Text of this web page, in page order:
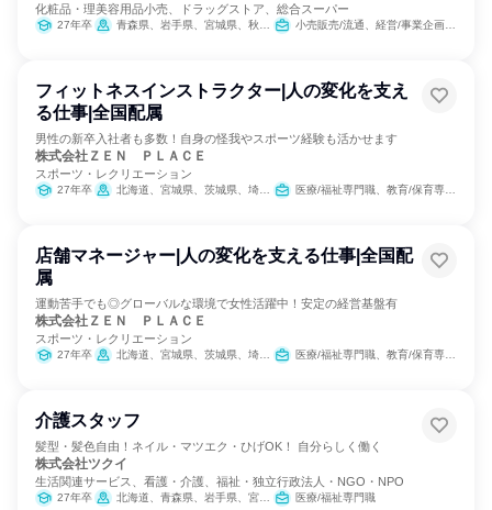
化粧品・理美容用品小売、ドラッグストア、総合スーパー
27年卒 青森県、岩手県、宮城県、秋田県、山形県、福島県、茨城県、栃木県 小売販売/流通、経営/事業企画、医薬品専門職
フィットネスインストラクター|人の変化を支え
る仕事|全国配属
男性の新卒入社者も多数！自身の怪我やスポーツ経験も活かせます
株式会社ＺＥＮ ＰＬＡＣＥ
スポーツ・レクリエーション
27年卒 北海道、宮城県、茨城県、埼玉県、千葉県、東京都、神奈川県、新潟県、岐阜県、静岡県、愛知県、京都府、大阪府、兵庫県、広島県、福岡県 医療/福祉専門職、教育/保育専門職
店舗マネージャー|人の変化を支える仕事|全国配
属
運動苦手でも◎グローバルな環境で女性活躍中！安定の経営基盤有
株式会社ＺＥＮ ＰＬＡＣＥ
スポーツ・レクリエーション
27年卒 北海道、宮城県、茨城県、埼玉県、千葉県、東京都、神奈川県、新潟県、岐阜県、静岡県、愛知県、京都府、大阪府、兵庫県、広島県、福岡県 医療/福祉専門職、教育/保育専門職
介護スタッフ
髪型・髪色自由！ネイル・マツエク・ひげOK！ 自分らしく働く
株式会社ツクイ
生活関連サービス、看護・介護、福祉・独立行政法人・NGO・NPO
27年卒 北海道、青森県、岩手県、宮城県、秋田県、山形県、福島県、茨城県、栃木県、群馬県、埼玉県、千葉県、東京都、神奈川県、新潟県、富山県、石川県、福井県、山梨県、長野県、岐阜県、静岡県、愛知県、三重県、滋賀県、京都府、大阪府、兵庫県、奈良県、和歌山県、鳥取県、島根県、岡山県、広島県、山口県、徳島県、香川県、愛媛県、高知県、福岡県、佐賀県、長崎県、熊本県、大分県、宮崎県、鹿児島県、沖縄県 医療/福祉専門職